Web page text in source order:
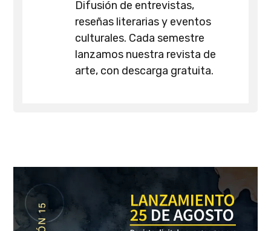
Difusión de entrevistas,
reseñas literarias y eventos
culturales. Cada semestre
lanzamos nuestra revista de
arte, con descarga gratuita.